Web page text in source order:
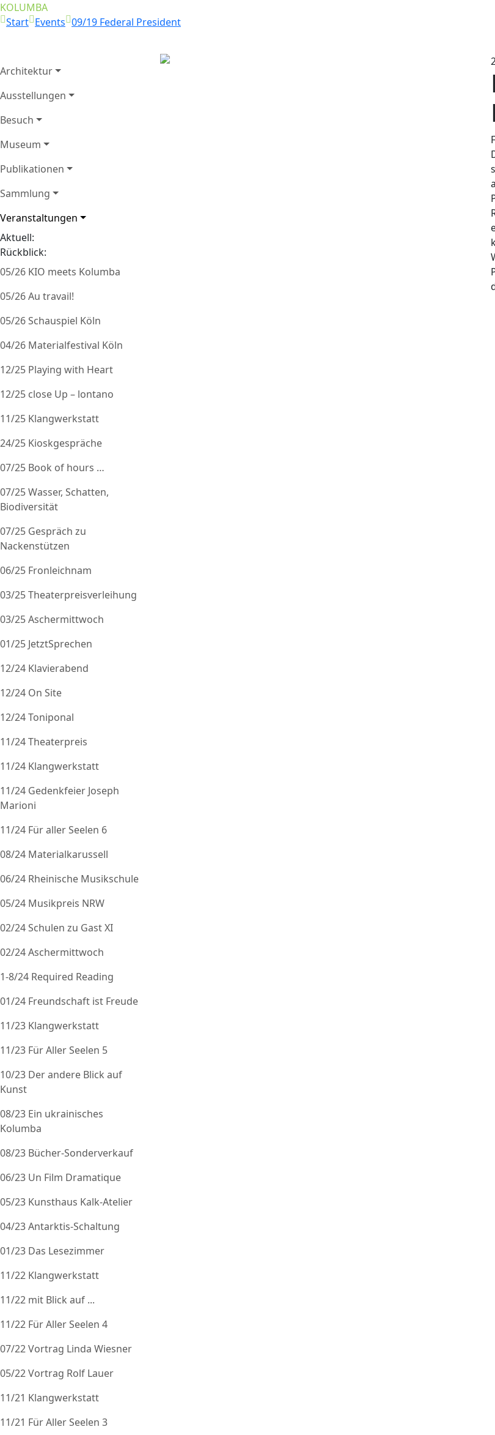
KOLUMBA
Start Events 09/19 Federal President
Architektur
Ausstellungen
Besuch
Museum
Publikationen
Sammlung
Veranstaltungen
Aktuell:
Rückblick:
05/26 KIO meets Kolumba
05/26 Au travail!
05/26 Schauspiel Köln
04/26 Materialfestival Köln
12/25 Playing with Heart
12/25 close Up – lontano
11/25 Klangwerkstatt
24/25 Kioskgespräche
07/25 Book of hours …
07/25 Wasser, Schatten,
Biodiversität
07/25 Gespräch zu
Nackenstützen
06/25 Fronleichnam
03/25 Theaterpreisverleihung
03/25 Aschermittwoch
01/25 JetztSprechen
12/24 Klavierabend
12/24 On Site
12/24 Toniponal
11/24 Theaterpreis
11/24 Klangwerkstatt
11/24 Gedenkfeier Joseph
Marioni
11/24 Für aller Seelen 6
08/24 Materialkarussell
06/24 Rheinische Musikschule
05/24 Musikpreis NRW
02/24 Schulen zu Gast XI
02/24 Aschermittwoch
1-8/24 Required Reading
01/24 Freundschaft ist Freude
11/23 Klangwerkstatt
11/23 Für Aller Seelen 5
10/23 Der andere Blick auf
Kunst
08/23 Ein ukrainisches
Kolumba
08/23 Bücher-Sonderverkauf
06/23 Un Film Dramatique
05/23 Kunsthaus Kalk-Atelier
04/23 Antarktis-Schaltung
01/23 Das Lesezimmer
11/22 Klangwerkstatt
11/22 mit Blick auf ...
11/22 Für Aller Seelen 4
07/22 Vortrag Linda Wiesner
05/22 Vortrag Rolf Lauer
11/21 Klangwerkstatt
11/21 Für Aller Seelen 3